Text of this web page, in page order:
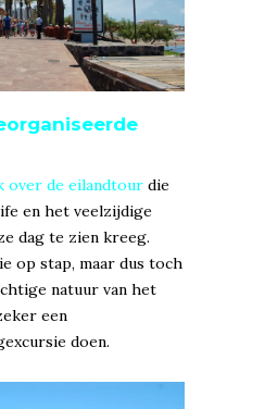
over de eilandtour die
en het veelzijdige
dag te zien kreeg.
op stap, maar dus toch
natuur van het
een
doen.